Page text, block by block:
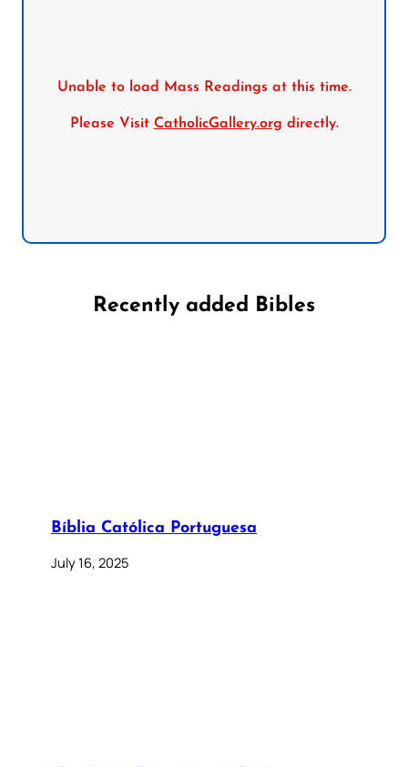
Unable to load Mass Readings at this time.
Please Visit CatholicGallery.org directly.
Recently added Bibles
Bíblia Católica Portuguesa
July 16, 2025